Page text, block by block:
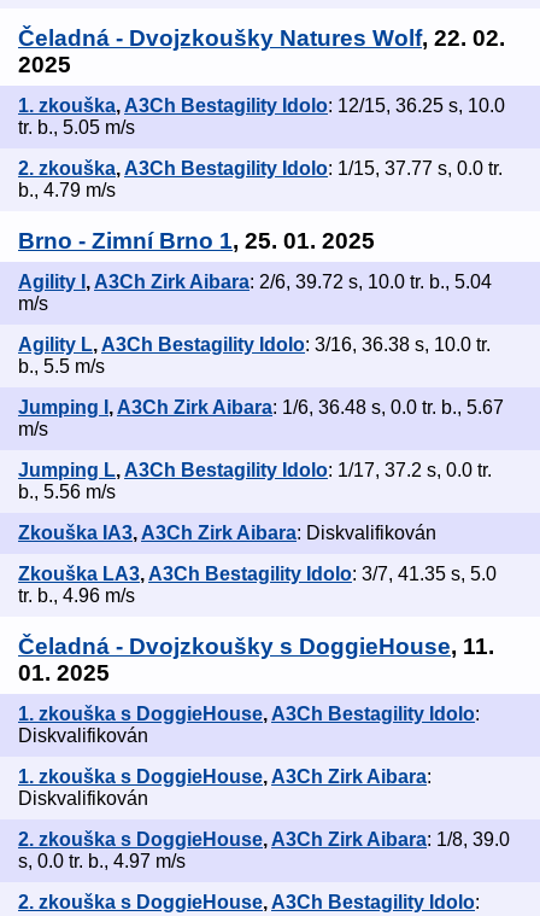
Čeladná - Dvojzkoušky Natures Wolf, 22. 02.
2025
1. zkouška, A3Ch Bestagility Idolo: 12/15, 36.25 s, 10.0
tr. b., 5.05 m/s
2. zkouška,A3Ch Bestagility Idolo: 1/15, 37.77 s, 0.0 tr.
b., 4.79 m/s
Brno - Zimní Brno 1, 25. 01. 2025
Agility I , A3Ch Zirk Aibara: 2/6, 39.72 s, 10.0 tr. b., 5.04
m/s
Agility L,A3Ch Bestagility Idolo: 3/16, 36.38 s, 10.0 tr.
b., 5.5 m/s
Jumping I , A3Ch Zirk Aibara: 1/6, 36.48 s, 0.0 tr. b., 5.67
m/s
Jumping L,A3Ch Bestagility Idolo: 1/17, 37.2 s, 0.0 tr.
b., 5.56 m/s
Zkouška IA3, A3Ch Zirk Aibara: Diskvalifikován
Zkouška LA3,A3Ch Bestagility Idolo: 3/7, 41.35 s, 5.0
tr. b., 4.96 m/s
Čeladná - Dvojzkoušky s DoggieHouse, 11.
01. 2025
1. zkouška s DoggieHouse, A3Ch Bestagility Idolo:
Diskvalifikován
1. zkouška s DoggieHouse,A3Ch Zirk Aibara:
Diskvalifikován
2. zkouška s DoggieHouse, A3Ch Zirk Aibara: 1/8, 39.0
s, 0.0 tr. b., 4.97 m/s
2. zkouška s DoggieHouse,A3Ch Bestagility Idolo: